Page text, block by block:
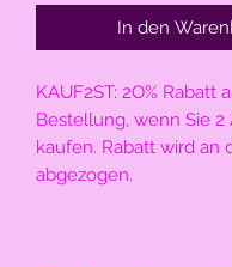
In den
KAUF2ST: 2O% Rabatt
Bestellung, wenn Sie 2
kaufen. Rabatt wird an
abgezogen.